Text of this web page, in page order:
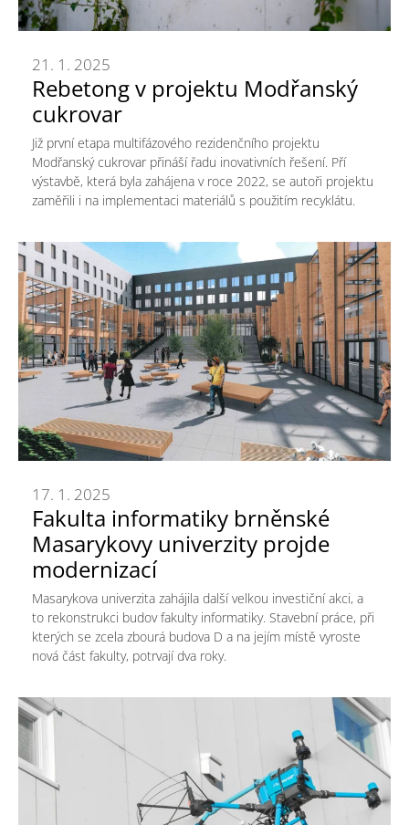
Rebetong v projektu Modřanský
cukrovar
21. 1. 2025
Již první etapa multifázového rezidenčního projektu
Modřanský cukrovar přináší řadu inovativních řešení. Pří
výstavbě, která byla zahájena v roce 2022, se autoři projektu
zaměřili i na implementaci materiálů s použitím recyklátu.
Fakulta informatiky brněnské
Masarykovy univerzity projde
modernizací
17. 1. 2025
Masarykova univerzita zahájila další velkou investiční akci, a
to rekonstrukci budov fakulty informatiky. Stavební práce, při
kterých se zcela zbourá budova D a na jejím místě vyroste
nová část fakulty, potrvají dva roky.